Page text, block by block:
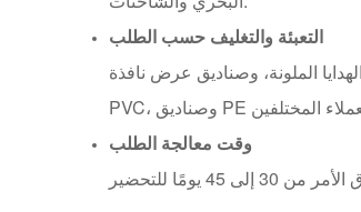
التعبئة والتغليف حسب الطلب
الملونة، وصناديق عرض نافذة
وقت معالجة الطلب